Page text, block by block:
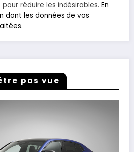
réduire les indésirables. En
dont les données de vos
.
pas vue